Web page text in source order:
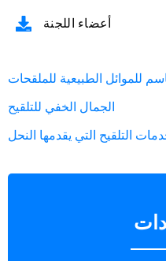
أعضاء اللجنة
للموائل الطبيعية للملقحات
الجمال الخفي للتلقيح
التلقيح التي يقدمها النحل